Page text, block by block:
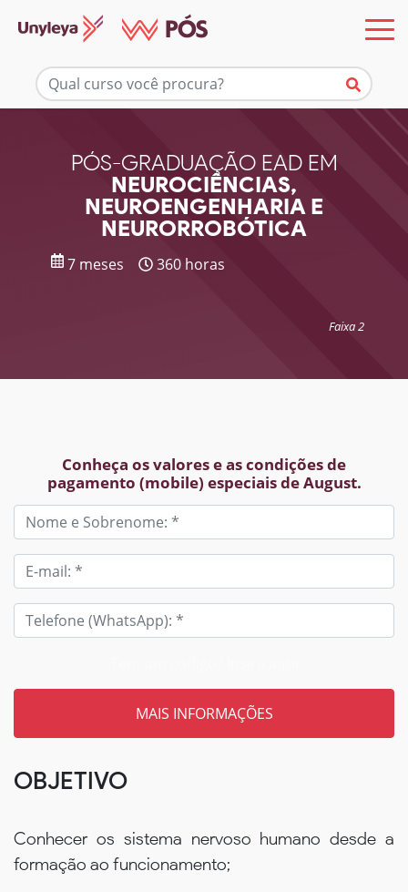
PÓS-GRADUAÇÃO EAD EM
NEUROCIÊNCIAS,
NEUROENGENHARIA E
NEURORROBÓTICA
7 meses 360 horas
Faixa 2
Conheça os valores e as condições de
pagamento (mobile) especiais de August.
Mais informações
OBJETIVO
Conhecer os sistema nervoso humano desde a
formação ao funcionamento;